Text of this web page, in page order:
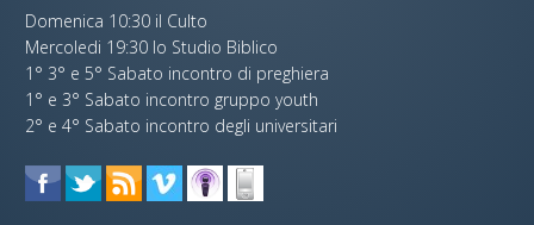
Domenica 10:30 il Culto
Mercoledi 19:30 lo Studio Biblico
1° 3° e 5° Sabato incontro di preghiera
1° e 3° Sabato incontro gruppo youth
2° e 4° Sabato incontro degli universitari